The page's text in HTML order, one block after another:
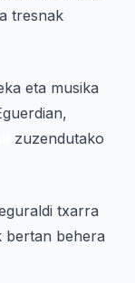
tresnak
eta musika
zuzendutako
txarra
bertan behera